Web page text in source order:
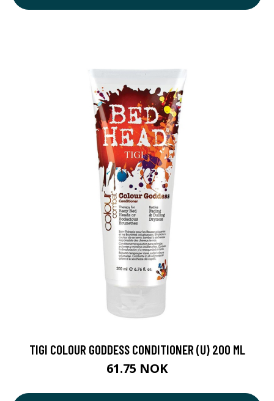
TIGI COLOUR GODDESS CONDITIONER (U) 200 ML
61.75 NOK